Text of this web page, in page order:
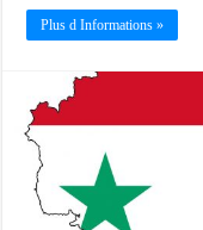
Plus d Informations »